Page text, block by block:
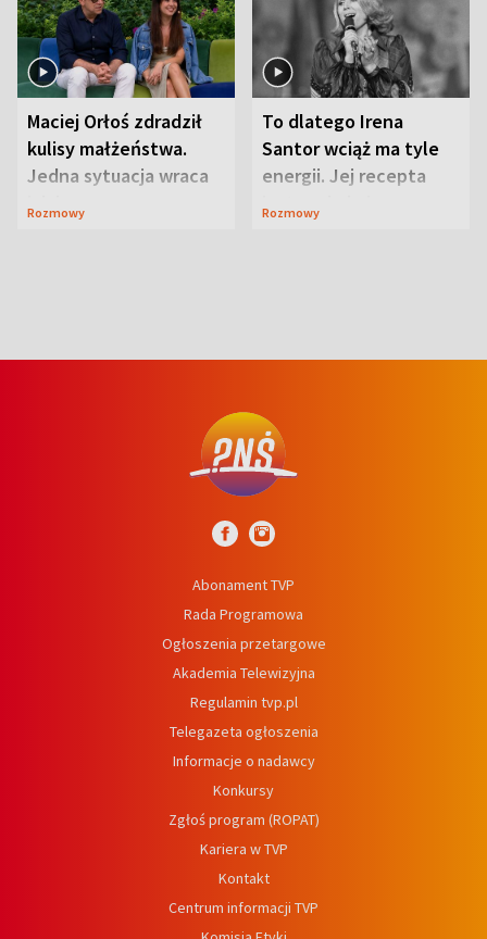
Maciej Orłoś zdradził
kulisy małżeństwa.
Jedna sytuacja wraca
jak bumerang
Rozmowy
To dlatego Irena
Santor wciąż ma tyle
energii. Jej recepta
jest zaskakująco
Rozmowy
Abonament TVP
Rada Programowa
Ogłoszenia przetargowe
Akademia Telewizyjna
Regulamin tvp.pl
Telegazeta ogłoszenia
Informacje o nadawcy
Konkursy
Zgłoś program (ROPAT)
Kariera w TVP
Kontakt
Centrum informacji TVP